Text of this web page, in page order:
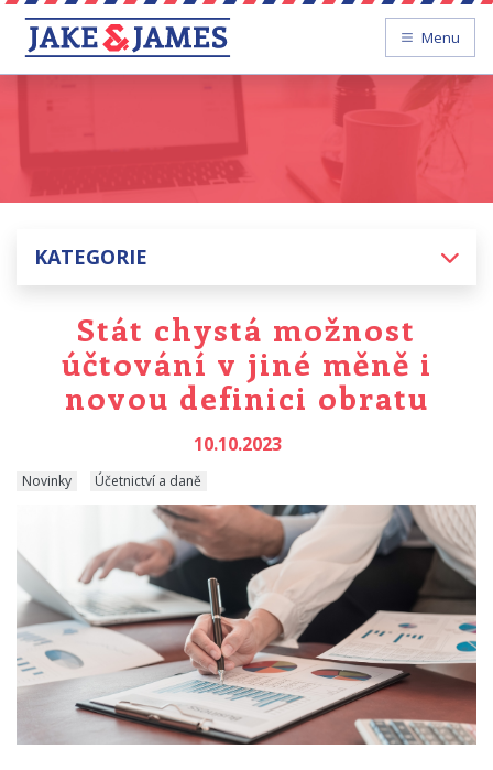
Menu
KATEGORIE
Stát chystá možnost
účtování v jiné měně i
novou definici obratu
10.10.2023
Novinky Účetnictví a daně